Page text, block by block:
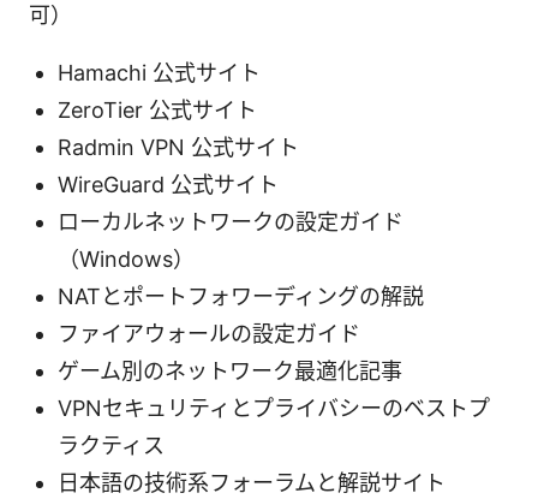
可）
Hamachi 公式サイト
ZeroTier 公式サイト
Radmin VPN 公式サイト
WireGuard 公式サイト
ローカルネットワークの設定ガイド
（Windows）
NATとポートフォワーディングの解説
ファイアウォールの設定ガイド
ゲーム別のネットワーク最適化記事
VPNセキュリティとプライバシーのベストプ
ラクティス
日本語の技術系フォーラムと解説サイト